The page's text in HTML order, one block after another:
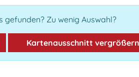
gefunden? Zu wenig Auswahl?
Kartenausschnitt vergrößern